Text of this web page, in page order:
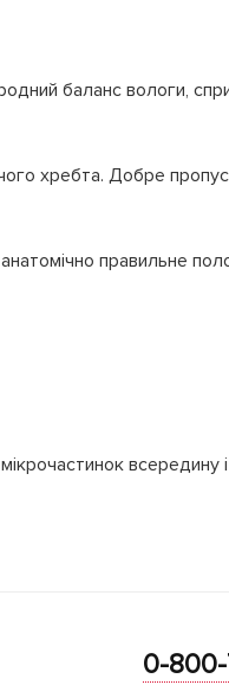
баланс вологи,
хребта. Добре
правильне
всередину
0-800-